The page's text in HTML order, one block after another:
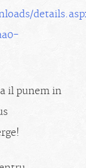
il punem in